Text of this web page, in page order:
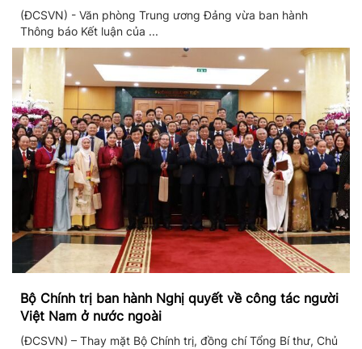
ương thực hiện Nghị quyết 57
(ĐCSVN) - Văn phòng Trung ương Đảng vừa ban hành
Thông báo Kết luận của ...
Bộ Chính trị ban hành Nghị quyết về công tác người
Việt Nam ở nước ngoài
(ĐCSVN) – Thay mặt Bộ Chính trị, đồng chí Tổng Bí thư, Chủ